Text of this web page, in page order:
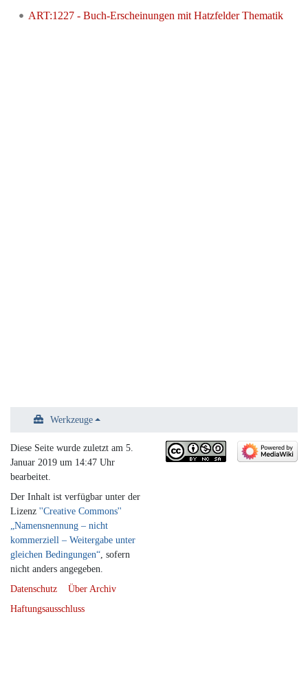
ART:1227 - Buch-Erscheinungen mit Hatzfelder Thematik
Werkzeuge
Diese Seite wurde zuletzt am 5.
Januar 2019 um 14:47 Uhr
bearbeitet.
Der Inhalt ist verfügbar unter der
Lizenz ''Creative Commons''
„Namensnennung – nicht
kommerziell – Weitergabe unter
gleichen Bedingungen“, sofern
nicht anders angegeben.
Datenschutz
Über Archiv
Haftungsausschluss